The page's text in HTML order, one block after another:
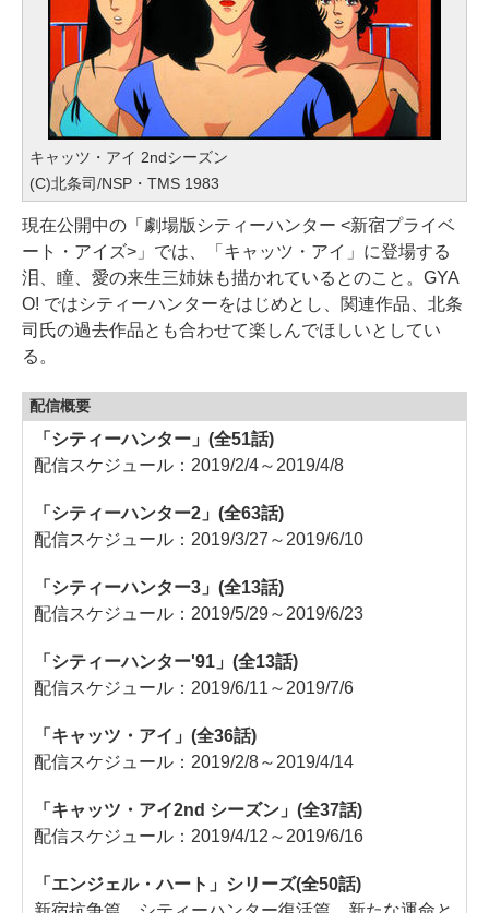
キャッツ・アイ 2ndシーズン
(C)北条司/NSP・TMS 1983
現在公開中の「劇場版シティーハンター <新宿プライベ
ート・アイズ>」では、「キャッツ・アイ」に登場する
泪、瞳、愛の来生三姉妹も描かれているとのこと。GYA
O! ではシティーハンターをはじめとし、関連作品、北条
司氏の過去作品とも合わせて楽しんでほしいとしてい
る。
配信概要
「シティーハンター」(全51話)
配信スケジュール：2019/2/4～2019/4/8
「シティーハンター2」(全63話)
配信スケジュール：2019/3/27～2019/6/10
「シティーハンター3」(全13話)
配信スケジュール：2019/5/29～2019/6/23
「シティーハンター'91」(全13話)
配信スケジュール：2019/6/11～2019/7/6
「キャッツ・アイ」(全36話)
配信スケジュール：2019/2/8～2019/4/14
「キャッツ・アイ2nd シーズン」(全37話)
配信スケジュール：2019/4/12～2019/6/16
「エンジェル・ハート」シリーズ(全50話)